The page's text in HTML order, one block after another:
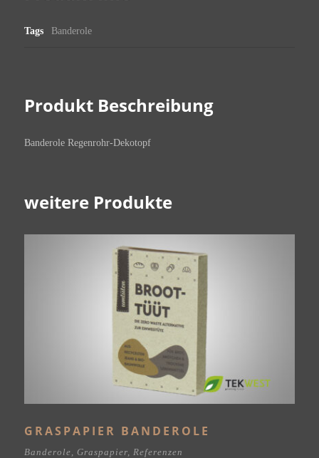
Tags Banderole
Produkt Beschreibung
Banderole Regenrohr-Dekotopf
weitere Produkte
GRASPAPIER BANDEROLE
Banderole Graspapier Referenzen